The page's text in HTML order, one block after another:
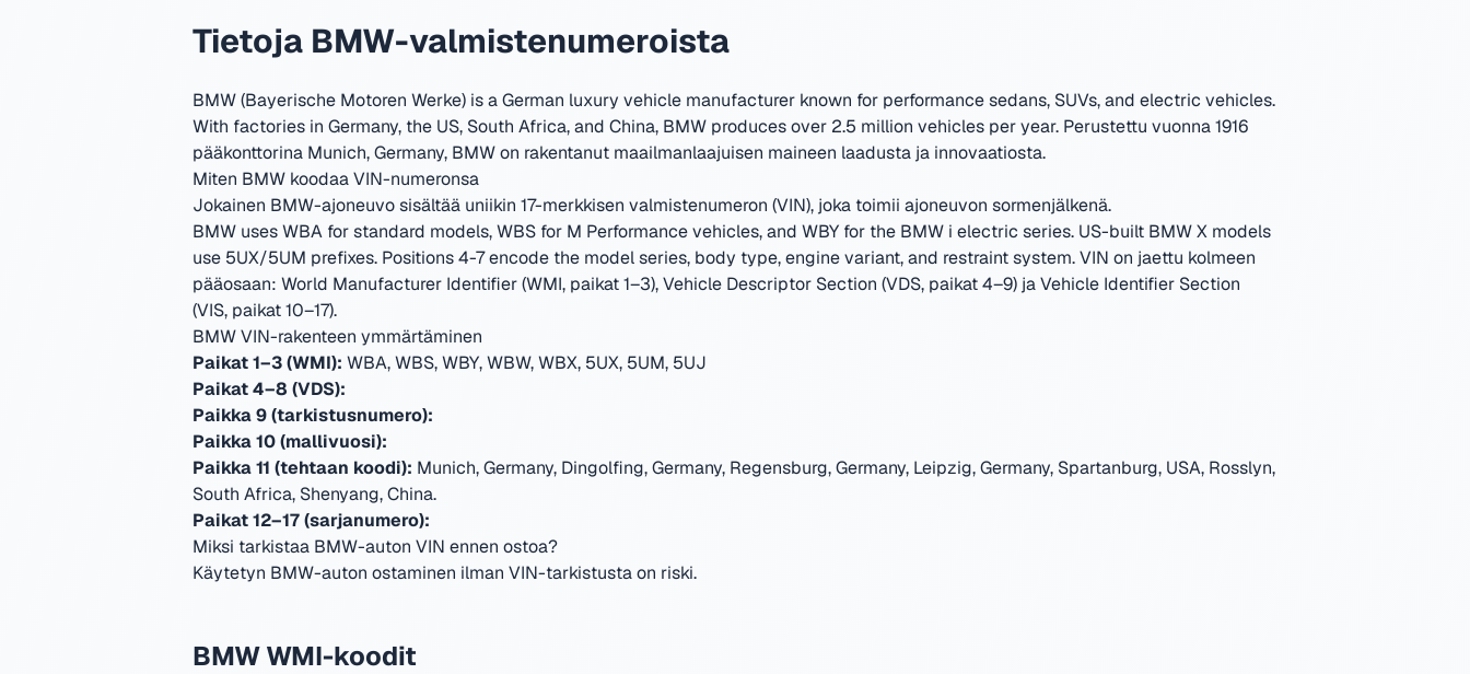
Tietoja BMW-valmistenumeroista
BMW (Bayerische Motoren Werke) is a German luxury vehicle manufacturer known for performance sedans, SUVs, and electric vehicles.
With factories in Germany, the US, South Africa, and China, BMW produces over 2.5 million vehicles per year. Perustettu vuonna 1916
pääkonttorina Munich, Germany, BMW on rakentanut maailmanlaajuisen maineen laadusta ja innovaatiosta.
Miten BMW koodaa VIN-numeronsa
Jokainen BMW-ajoneuvo sisältää uniikin 17-merkkisen valmistenumeron (VIN), joka toimii ajoneuvon sormenjälkenä.
BMW uses WBA for standard models, WBS for M Performance vehicles, and WBY for the BMW i electric series. US-built BMW X models
use 5UX/5UM prefixes. Positions 4-7 encode the model series, body type, engine variant, and restraint system.VIN on jaettu kolmeen
pääosaan: World Manufacturer Identifier (WMI, paikat 1–3), Vehicle Descriptor Section (VDS, paikat 4–9) ja Vehicle Identifier Section
(VIS, paikat 10–17).
BMW VIN-rakenteen ymmärtäminen
Paikat 1–3 (WMI): WBA, WBS, WBY, WBW, WBX, 5UX, 5UM, 5UJ
Paikat 4–8 (VDS):
Paikka 9 (tarkistusnumero):
Paikka 10 (mallivuosi):
Paikka 11 (tehtaan koodi): Munich, Germany, Dingolfing, Germany, Regensburg, Germany, Leipzig, Germany, Spartanburg, USA, Rosslyn,
South Africa, Shenyang, China.
Paikat 12–17 (sarjanumero):
Miksi tarkistaa BMW-auton VIN ennen ostoa?
Käytetyn BMW-auton ostaminen ilman VIN-tarkistusta on riski.
BMW WMI-koodit